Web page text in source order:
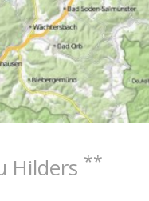
Hilders **